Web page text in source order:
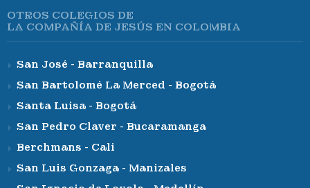
OTROS COLEGIOS DE
LA COMPAÑÍA DE JESÚS EN COLOMBIA
San José - Barranquilla
San Bartolomé La Merced - Bogotá
Santa Luisa - Bogotá
San Pedro Claver - Bucaramanga
Berchmans - Cali
San Luis Gonzaga - Manizales